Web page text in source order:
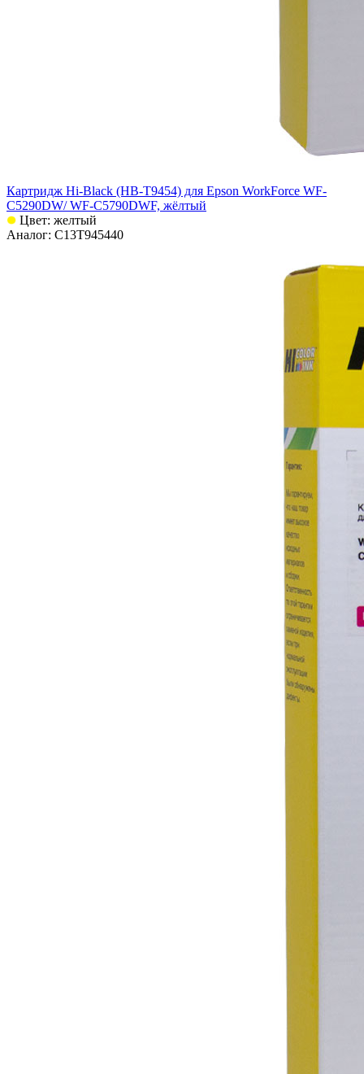
Картридж Hi-Black (HB-T9454) для Epson WorkForce WF-
C5290DW/ WF-C5790DWF, жёлтый
Цвет: желтый
Аналог: C13T945440